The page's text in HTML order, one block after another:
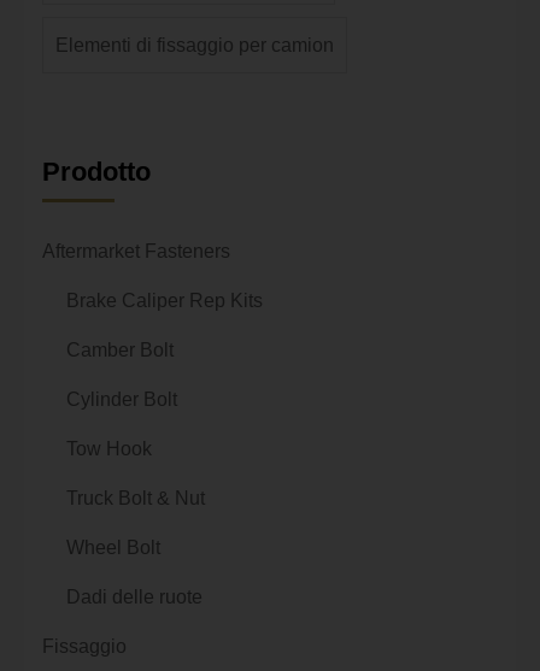
Elementi di fissaggio per camion
Prodotto
Aftermarket Fasteners
Brake Caliper Rep Kits
Camber Bolt
Cylinder Bolt
Tow Hook
Truck Bolt & Nut
Wheel Bolt
Dadi delle ruote
Fissaggio